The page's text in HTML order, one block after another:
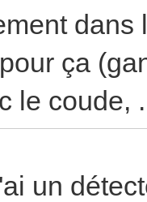
ça
le coude,
un